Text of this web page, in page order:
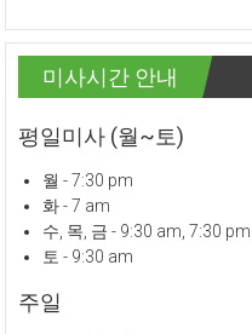
미사시간 안내
평일미사 (월~토)
월 - 7:30 pm
화 - 7 am
수, 목, 금 - 9:30 am, 7:30 pm
토 - 9:30 am
주일